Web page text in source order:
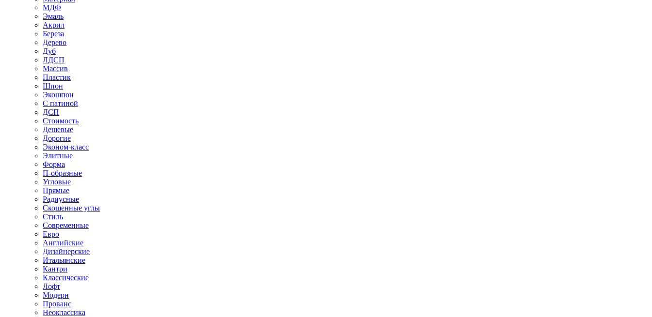
МДФ
Эмаль
Акрил
Береза
Дерево
Дуб
ЛДСП
Массив
Пластик
Шпон
Экошпон
С патиной
ДСП
Стоимость
Дешевые
Дорогие
Эконом-класс
Элитные
Форма
П-образные
Угловые
Прямые
Радиусные
Скошенные углы
Стиль
Современные
Евро
Английские
Дизайнерские
Итальянские
Кантри
Классические
Лофт
Модерн
Прованс
Неоклассика